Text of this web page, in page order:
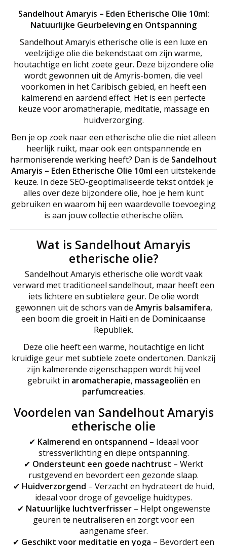
Sandelhout Amaryis – Eden Etherische Olie 10ml:
Natuurlijke Geurbeleving en Ontspanning
Sandelhout Amaryis etherische olie is een luxe en
veelzijdige olie die bekendstaat om zijn warme,
houtachtige en licht zoete geur. Deze bijzondere olie
wordt gewonnen uit de Amyris-bomen, die veel
voorkomen in het Caribisch gebied, en heeft een
kalmerend en aardend effect. Het is een perfecte
keuze voor aromatherapie, meditatie, massage en
huidverzorging.
Ben je op zoek naar een etherische olie die niet alleen
heerlijk ruikt, maar ook een ontspannende en
harmoniserende werking heeft? Dan is de Sandelhout
Amaryis – Eden Etherische Olie 10ml een uitstekende
keuze. In deze SEO-geoptimaliseerde tekst ontdek je
alles over deze bijzondere olie, hoe je hem kunt
gebruiken en waarom hij een waardevolle toevoeging
is aan jouw collectie etherische oliën.
Wat is Sandelhout Amaryis
etherische olie?
Sandelhout Amaryis etherische olie wordt vaak
verward met traditioneel sandelhout, maar heeft een
iets lichtere en subtielere geur. De olie wordt
gewonnen uit de schors van de Amyris balsamifera,
een boom die groeit in Haïti en de Dominicaanse
Republiek.
Deze olie heeft een warme, houtachtige en licht
kruidige geur met subtiele zoete ondertonen. Dankzij
zijn kalmerende eigenschappen wordt hij veel
gebruikt in aromatherapie, massageoliën en
parfumcreaties.
Voordelen van Sandelhout Amaryis
etherische olie
✔ Kalmerend en ontspannend – Ideaal voor
stressverlichting en diepe ontspanning.
✔ Ondersteunt een goede nachtrust – Werkt
rustgevend en bevordert een gezonde slaap.
✔ Huidverzorgend – Verzacht en hydrateert de huid,
ideaal voor droge of gevoelige huidtypes.
✔ Natuurlijke luchtverfrisser– Helpt ongewenste
geuren te neutraliseren en zorgt voor een
aangename sfeer.
✔ Geschikt voor meditatie en yoga – Bevordert een